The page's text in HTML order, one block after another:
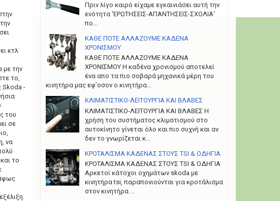
κτλ
με την
το,
Skoda -
του
σε
να
το
Πριν λίγο καιρό είχαμε εγκαινιάσει αυτή την
ενότητα 'ΕΡΩΤΗΣΕΙΣ-ΑΠΑΝΤΗΣΕΙΣ-ΣΧΟΛΙΑ'
πο...
ΚΑΘΕ ΠΟΤΕ ΑΛΛΑΖΟΥΜΕ ΚΑΔΕΝΑ
ΧΡΟΝΙΣΜΟΥ
ΚΑΘΕ ΠΟΤΕ ΑΛΛΑΖΟΥΜΕ ΚΑΔΕΝΑ
ΧΡΟΝΙΣΜΟΥ Η καδένα χρονισμού αποτελεί
ένα απο τα πιο σοβαρά μηχανικά μέρη του
κινητήρα μας εφ’οσον ο κινητήρα...
ΚΛΙΜΑΤΙΣΤΙΚΟ-ΛΕΙΤΟΥΡΓΙΑ ΚΑΙ ΒΛΑΒΕΣ
ΚΛΙΜΑΤΙΣΤΙΚΟ-ΛΕΙΤΟΥΡΓΙΑ ΚΑΙ ΒΛΑΒΕΣ H
χρήση του συστήματος κλιματισμού στο
αυτοκίνητο γίνεται όλο και πιο συχνή και αν
δεν το γνωρίζεται κ...
ΚΡΟΤΑΛΙΣΜΑ ΚΑΔΕΝΑΣ ΣΤΟΥΣ TSI & ΟΔΗΓΙΑ
ΚΡΟΤΑΛΙΣΜΑ ΚΑΔΕΝΑΣ ΣΤΟΥΣ TSI & ΟΔΗΓΙΑ
Αρκετοί κάτοχοι οχημάτων skoda με
κινητήρα tsi, παραπονιούνται για κροτάλισμα
στον κινητήρα ...